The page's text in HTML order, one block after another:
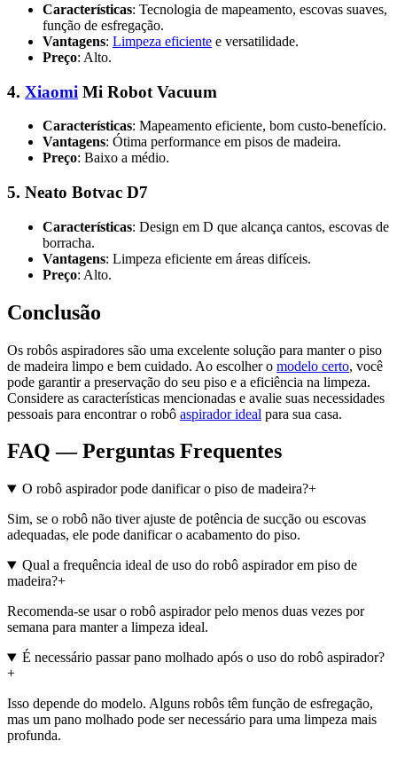
Características: Tecnologia de mapeamento, escovas suaves,
função de esfregação.
Vantagens: Limpeza eficiente e versatilidade.
Preço: Alto.
4. Xiaomi Mi Robot Vacuum
Características: Mapeamento eficiente, bom custo-benefício.
Vantagens: Ótima performance em pisos de madeira.
Preço: Baixo a médio.
5. Neato Botvac D7
Características: Design em D que alcança cantos, escovas de
borracha.
Vantagens: Limpeza eficiente em áreas difíceis.
Preço: Alto.
Conclusão
Os robôs aspiradores são uma excelente solução para manter o piso
de madeira limpo e bem cuidado. Ao escolher o modelo certo, você
pode garantir a preservação do seu piso e a eficiência na limpeza.
Considere as características mencionadas e avalie suas necessidades
pessoais para encontrar o robô aspirador ideal para sua casa.
FAQ — Perguntas Frequentes
O robô aspirador pode danificar o piso de madeira?+
Sim, se o robô não tiver ajuste de potência de sucção ou escovas
adequadas, ele pode danificar o acabamento do piso.
Qual a frequência ideal de uso do robô aspirador em piso de
madeira?+
Recomenda-se usar o robô aspirador pelo menos duas vezes por
semana para manter a limpeza ideal.
É necessário passar pano molhado após o uso do robô aspirador?
+
Isso depende do modelo. Alguns robôs têm função de esfregação,
mas um pano molhado pode ser necessário para uma limpeza mais
profunda.